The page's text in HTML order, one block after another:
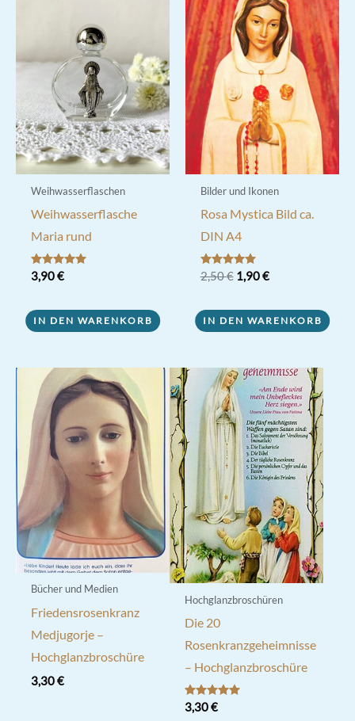
Weihwasserflaschen
Weihwasserflasche
Maria rund
Bewertet mit
5.00
3,90€
IN DEN WARENKORB
Bilder und Ikonen
Rosa Mystica Bild ca.
DIN A4
Bewertet mit
5.00
2,50€ Ursprünglicher
2,50 €
1,90€Aktueller
1,90 €.
IN DEN WARENKORB
Bücher und Medien
Friedensrosenkranz
Medjugorje –
Hochglanzbroschüre
3,30€
Hochglanzbroschüren
Die 20
Rosenkranzgeheimnisse
– Hochglanzbroschüre
Bewertet mit
5.00
3,30€